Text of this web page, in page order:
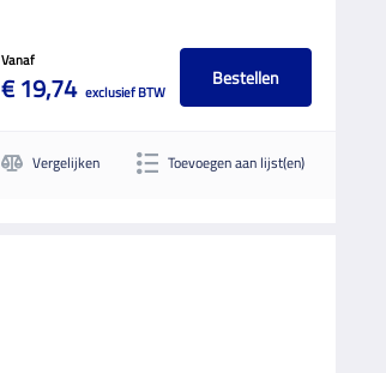
Vanaf
€ 19,74 exclusief BTW
Bestellen
Vergelijken Toevoegen aan lijst(en)